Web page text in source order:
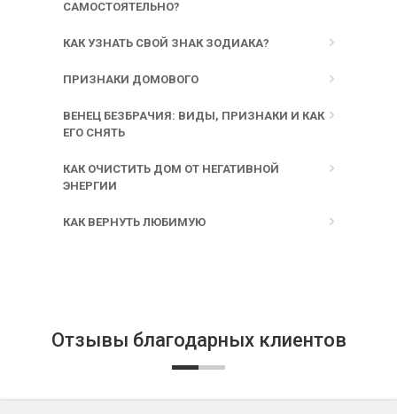
САМОСТОЯТЕЛЬНО?
КАК УЗНАТЬ СВОЙ ЗНАК ЗОДИАКА?
ПРИЗНАКИ ДОМОВОГО
ВЕНЕЦ БЕЗБРАЧИЯ: ВИДЫ, ПРИЗНАКИ И КАК
ЕГО СНЯТЬ
КАК ОЧИСТИТЬ ДОМ ОТ НЕГАТИВНОЙ
ЭНЕРГИИ
КАК ВЕРНУТЬ ЛЮБИМУЮ
Отзывы благодарных клиентов